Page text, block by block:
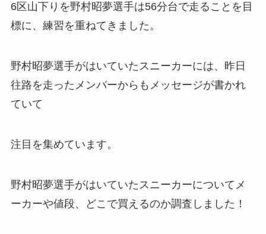
6区山下りを野村昭夢選手は56分台で走ることを目
標に、練習を重ねてきました。
野村昭夢選手がはいていたスニーカーには、昨日
往路を走ったメンバーからもメッセージが書かれ
ていて
注目を集めています。
野村昭夢選手がはいていたスニーカーについてメ
ーカーや値段、どこで買えるのか調査しました！